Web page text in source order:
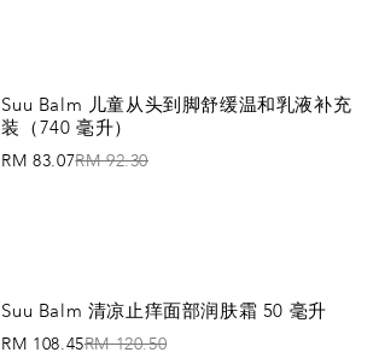
Suu Balm 儿童从头到脚舒缓温和乳液补充
装（740 毫升）
RM 83.07RM 92.30
Suu Balm 清凉止痒面部润肤霜 50 毫升
RM 108.45RM 120.50